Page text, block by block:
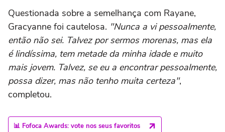
Questionada sobre a semelhança com Rayane,
Gracyanne foi cautelosa. "Nunca a vi pessoalmente,
então não sei. Talvez por sermos morenas, mas ela
é lindíssima, tem metade da minha idade e muito
mais jovem. Talvez, se eu a encontrar pessoalmente,
possa dizer, mas não tenho muita certeza",
completou.
📊 Fofoca Awards: vote nos seus favoritos